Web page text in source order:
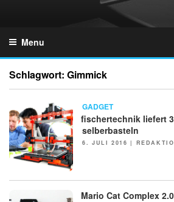
Menu
Schlagwort: Gimmick
NEWS GADGET
fischertechnik liefert
selberbasteln
POSTED
6. JULI 2016 |
Mario Cat Complex 2.0